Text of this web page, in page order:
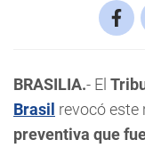
BRASILIA.- El
Brasil revocó este
preventiva que